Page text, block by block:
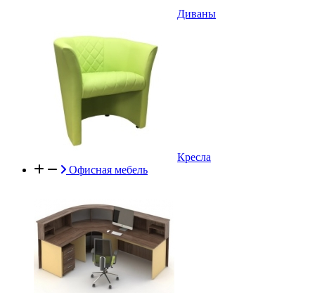
Диваны
Кресла
Офисная мебель